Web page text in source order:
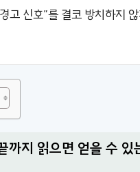
고 신호”를 결코 방치하지
까지 읽으면 얻을 수 있